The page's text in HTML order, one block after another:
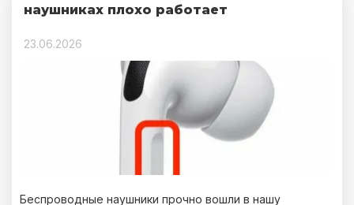
наушниках плохо работает
23.06.2026
Беспроводные наушники прочно вошли в нашу